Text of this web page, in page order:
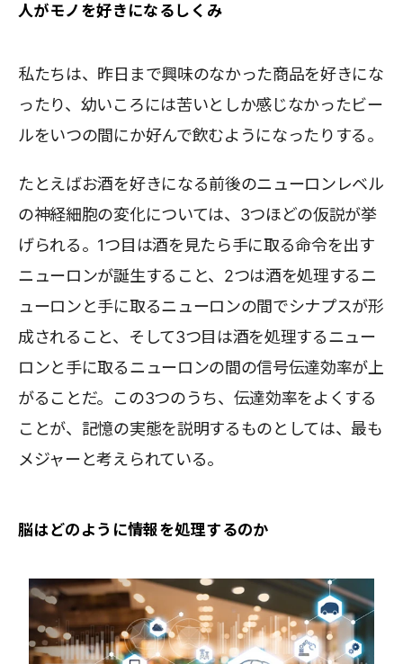
人がモノを好きになるしくみ
私たちは、昨日まで興味のなかった商品を好きにな
ったり、幼いころには苦いとしか感じなかったビー
ルをいつの間にか好んで飲むようになったりする。
たとえばお酒を好きになる前後のニューロンレベル
の神経細胞の変化については、3つほどの仮説が挙
げられる。1つ目は酒を見たら手に取る命令を出す
ニューロンが誕生すること、2つは酒を処理するニ
ューロンと手に取るニューロンの間でシナプスが形
成されること、そして3つ目は酒を処理するニュー
ロンと手に取るニューロンの間の信号伝達効率が上
がることだ。この3つのうち、伝達効率をよくする
ことが、記憶の実態を説明するものとしては、最も
メジャーと考えられている。
脳はどのように情報を処理するのか